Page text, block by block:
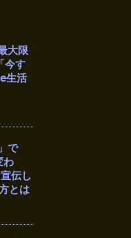
大限
今す
生活
で
わ
伝し
とは